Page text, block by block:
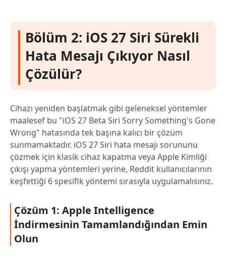
Bölüm 2: iOS 27 Siri Sürekli
Hata Mesajı Çıkıyor Nasıl
Çözülür?
Cihazı yeniden başlatmak gibi geleneksel yöntemler
maalesef bu "iOS 27 Beta Siri Sorry Something's Gone
Wrong" hatasında tek başına kalıcı bir çözüm
sunmamaktadır. iOS 27 Siri hata mesajı sorununu
çözmek için klasik cihaz kapatma veya Apple Kimliği
çıkışı yapma yöntemleri yerine, Reddit kullanıcılarının
keşfettiği 6 spesifik yöntemi sırasıyla uygulamalısınız.
Çözüm 1: Apple Intelligence
İndirmesinin Tamamlandığından Emin
Olun